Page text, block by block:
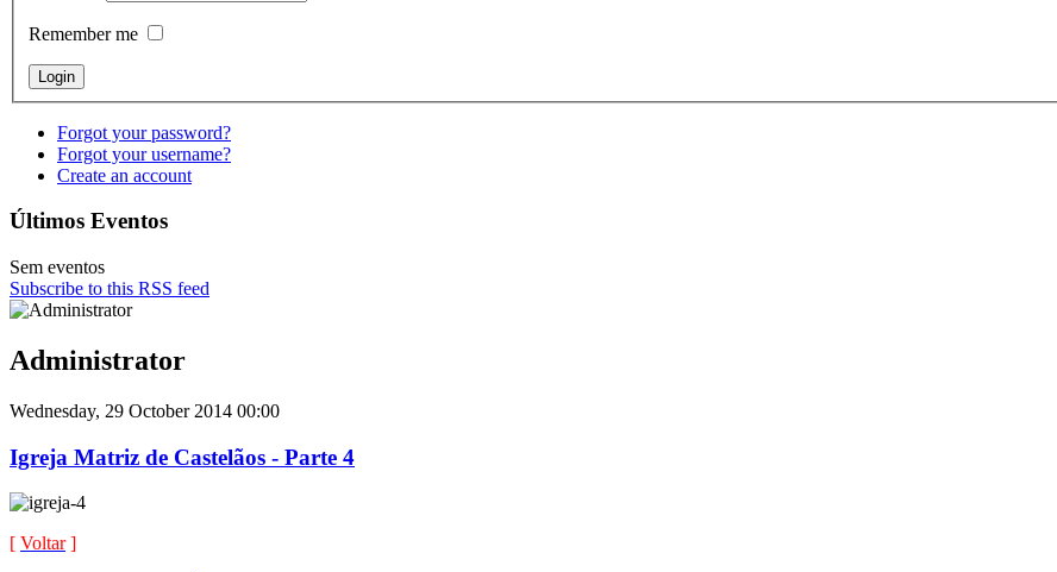
Remember me
Forgot your password?
Forgot your username?
Create an account
Últimos Eventos
Sem eventos
Subscribe to this RSS feed
Administrator
Wednesday, 29 October 2014 00:00
Igreja Matriz de Castelãos - Parte 4
[ Voltar]